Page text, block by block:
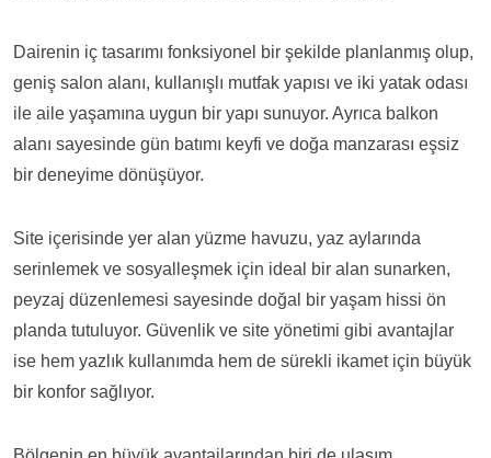
Dairenin iç tasarımı fonksiyonel bir şekilde planlanmış olup,
geniş salon alanı, kullanışlı mutfak yapısı ve iki yatak odası
ile aile yaşamına uygun bir yapı sunuyor. Ayrıca balkon
alanı sayesinde gün batımı keyfi ve doğa manzarası eşsiz
bir deneyime dönüşüyor.
Site içerisinde yer alan yüzme havuzu, yaz aylarında
serinlemek ve sosyalleşmek için ideal bir alan sunarken,
peyzaj düzenlemesi sayesinde doğal bir yaşam hissi ön
planda tutuluyor. Güvenlik ve site yönetimi gibi avantajlar
ise hem yazlık kullanımda hem de sürekli ikamet için büyük
bir konfor sağlıyor.